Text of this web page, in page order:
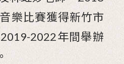
樂比賽獲得新竹市
2022年間舉辦